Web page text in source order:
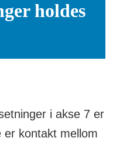
holdes
i akse 7 er
er kontakt mellom